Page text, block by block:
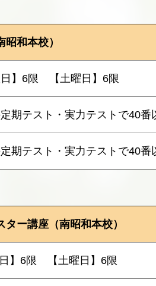
和本校）
日】6限 【土曜日】6限
期テスト・実力テストで40番
期テスト・実力テストで40番
ー講座（南昭和本校）
日】6限 【土曜日】6限